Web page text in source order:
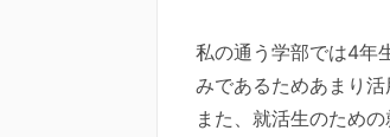
私の通う学部では4年
みであるためあまり
また、就活生のため